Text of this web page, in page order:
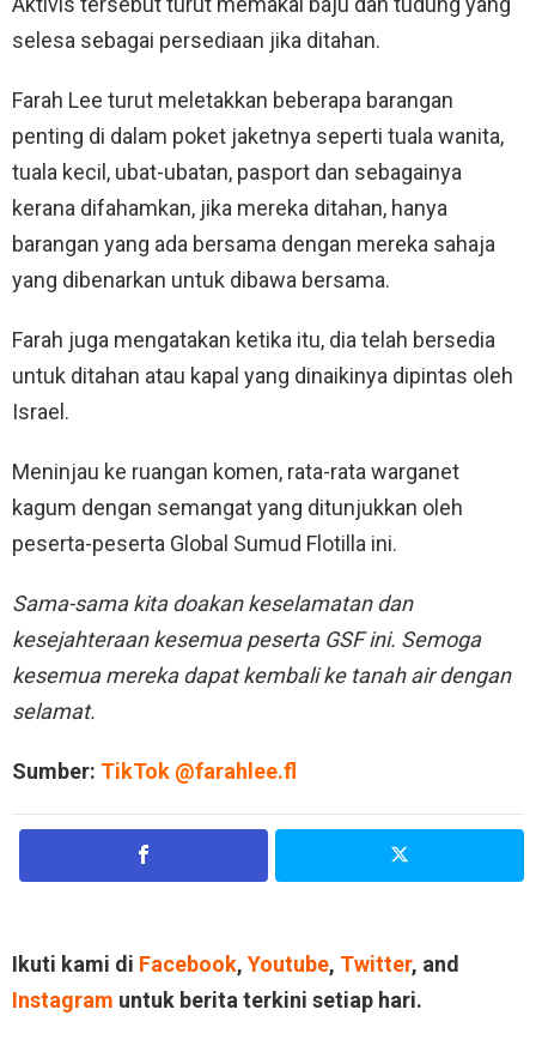
selesa sebagai persediaan jika ditahan.
Farah Lee turut meletakkan beberapa barangan
penting di dalam poket jaketnya seperti tuala wanita,
tuala kecil, ubat-ubatan, pasport dan sebagainya
kerana difahamkan, jika mereka ditahan, hanya
barangan yang ada bersama dengan mereka sahaja
yang dibenarkan untuk dibawa bersama.
Farah juga mengatakan ketika itu, dia telah bersedia
untuk ditahan atau kapal yang dinaikinya dipintas oleh
Israel.
Meninjau ke ruangan komen, rata-rata warganet
kagum dengan semangat yang ditunjukkan oleh
peserta-peserta Global Sumud Flotilla ini.
Sama-sama kita doakan keselamatan dan
kesejahteraan kesemua peserta GSF ini. Semoga
kesemua mereka dapat kembali ke tanah air dengan
selamat.
Sumber: TikTok @farahlee.fl
Ikuti kami di Facebook, Youtube, Twitter, and
Instagram untuk berita terkini setiap hari.